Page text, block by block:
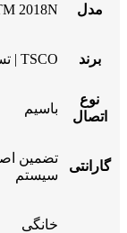
مدل 2018N
برند TSCO | تسکو
نوع
اتصال
باسیم
گارانتی
تضمین
سیستم
خانگی